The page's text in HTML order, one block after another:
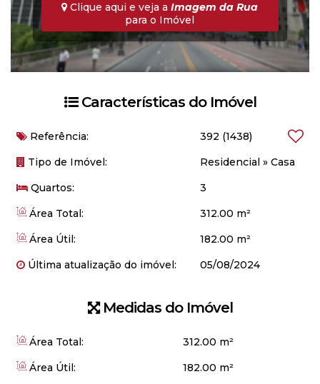
Clique aqui e veja aImagem da Rua
para o Imóvel
Características do Imóvel
Referência: 392 (1438)
Tipo de Imóvel:
Residencial » Casa
Quartos:
3
Área Total:
312.00 m²
Área Útil:
182.00 m²
Última atualização do imóvel:
05/08/2024
Medidas do Imóvel
Área Total: 312.00 m²
Área Útil:
182.00 m²